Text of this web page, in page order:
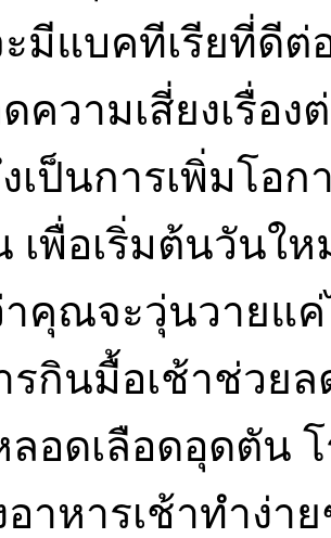
มีแบคทีเรียที่ดีต่
ความเสี่ยงเรื่อ
เป็นการเพิ่มโอ
เพื่อเริ่มต้นวันใ
าคุณจะวุ่นวายแ
รกินมื้อเช้าช่วย
ลอดเลือดอุดตัน
าหารเช้าทำง่